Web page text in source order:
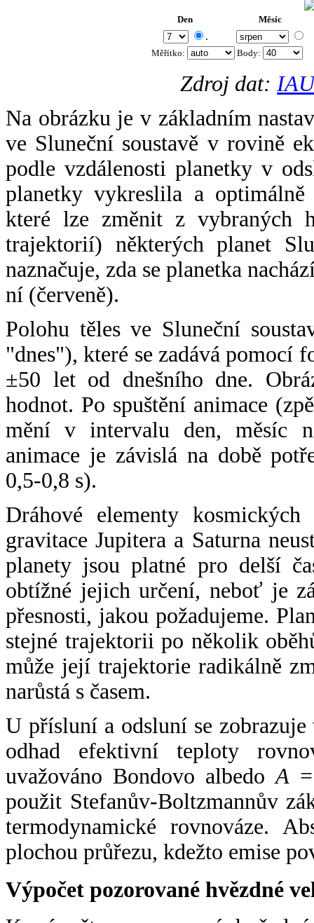
Den Měsíc
.
Měřítko: Body:
Zdroj dat:
Na obrázku je v základním
ve Sluneční soustavě v rovině
podle vzdálenosti planetky v
planetky vykreslila a
které lze změnit z vybraných
trajektorií) některých planet
naznačuje, zda se planetka
ní (červeně).
Polohu těles ve Sluneční
"dnes"), které se zadává pomocí
±50 let od dnešního dne.
hodnot. Po spuštění animace
mění v intervalu den, měsíc
animace je závislá na době
0,5-0,8 s).
Dráhové elementy
gravitace Jupitera a Saturna
planety jsou platné pro delší
obtížné jejich určení, neboť je
přesnosti, jakou požadujeme.
stejné trajektorii po několik
může její trajektorie radikálně
narůstá s časem.
U přísluní a odsluní se
odhad efektivní teploty
uvažováno Bondovo albedoA
použit Stefanův-Boltzmannův
termodynamické rovnováze.
plochou průřezu, kdežto emise
Výpočet pozorované hvězdné